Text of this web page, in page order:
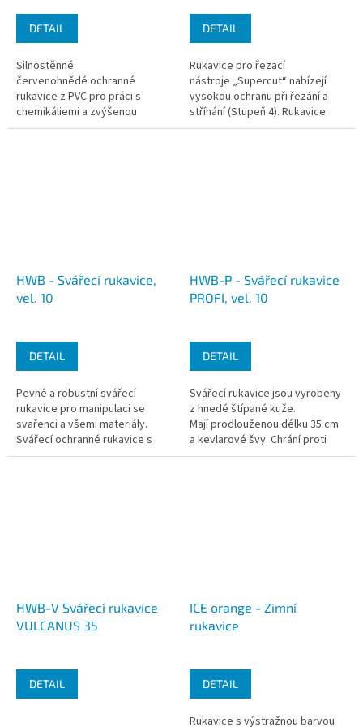
DETAIL
Silnostěnné
červenohnědé ochranné
rukavice z PVC pro práci s
chemikáliemi a zvýšenou
odolností proti oděru.
DETAIL
Rukavice pro řezací
nástroje „Supercut“ nabízejí
vysokou ochranu při řezání a
stříhání (Stupeň 4). Rukavice
mají maximální přilnavost díky
HWB - Svářecí rukavice,
vel. 10
DETAIL
Pevné a robustní svářecí
rukavice pro manipulaci se
svařenci a všemi materiály.
Svářecí ochranné rukavice s
dobrou odolností proti
HWB-P - Svářecí rukavice
PROFI, vel. 10
DETAIL
Svářecí rukavice jsou vyrobeny
z hnedé štípané kuže.
Mají prodlouženou délku 35 cm
a kevlarové švy. Chrání proti
kontaktnímu teplu 100°C.
HWB-V Svářecí rukavice
VULCANUS 35
DETAIL
ICE orange - Zimní
rukavice
DETAIL
Rukavice s výstražnou barvou